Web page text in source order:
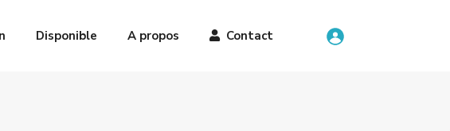
Disponible A propos Contact